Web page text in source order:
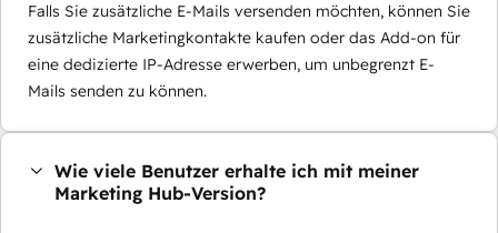
Falls Sie zusätzliche E-Mails versenden möchten, können Sie
zusätzliche Marketingkontakte kaufen oder das Add-on für
eine dedizierte IP-Adresse erwerben, um unbegrenzt E-
Mails senden zu können.
Wie viele Benutzer erhalte ich mit meiner
Marketing Hub-Version?